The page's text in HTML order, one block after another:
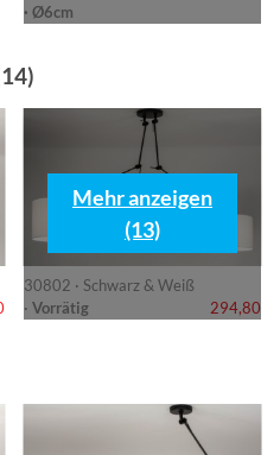
· Ø6cm
30802 · Schwarz & Weiß
· Vorrätig 294,80
Mehr anzeigen
(13)